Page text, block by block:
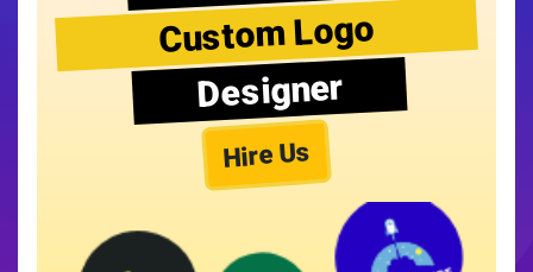
Custom Logo
Designer
Hire Us